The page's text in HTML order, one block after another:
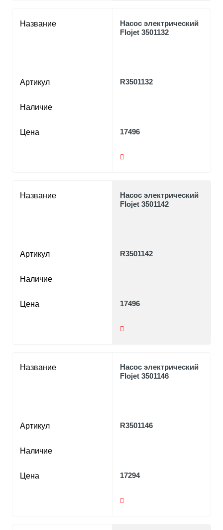
Название
Артикул
Наличие
Цена
Насос электрический
Flojet 3501132
R3501132
17496
Название
Артикул
Наличие
Цена
Насос электрический
Flojet 3501142
R3501142
17496
Название
Артикул
Наличие
Цена
Насос электрический
Flojet 3501146
R3501146
17294